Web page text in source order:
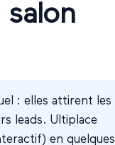
salon
: elles attirent les
leads. Ultiplace
en quelques